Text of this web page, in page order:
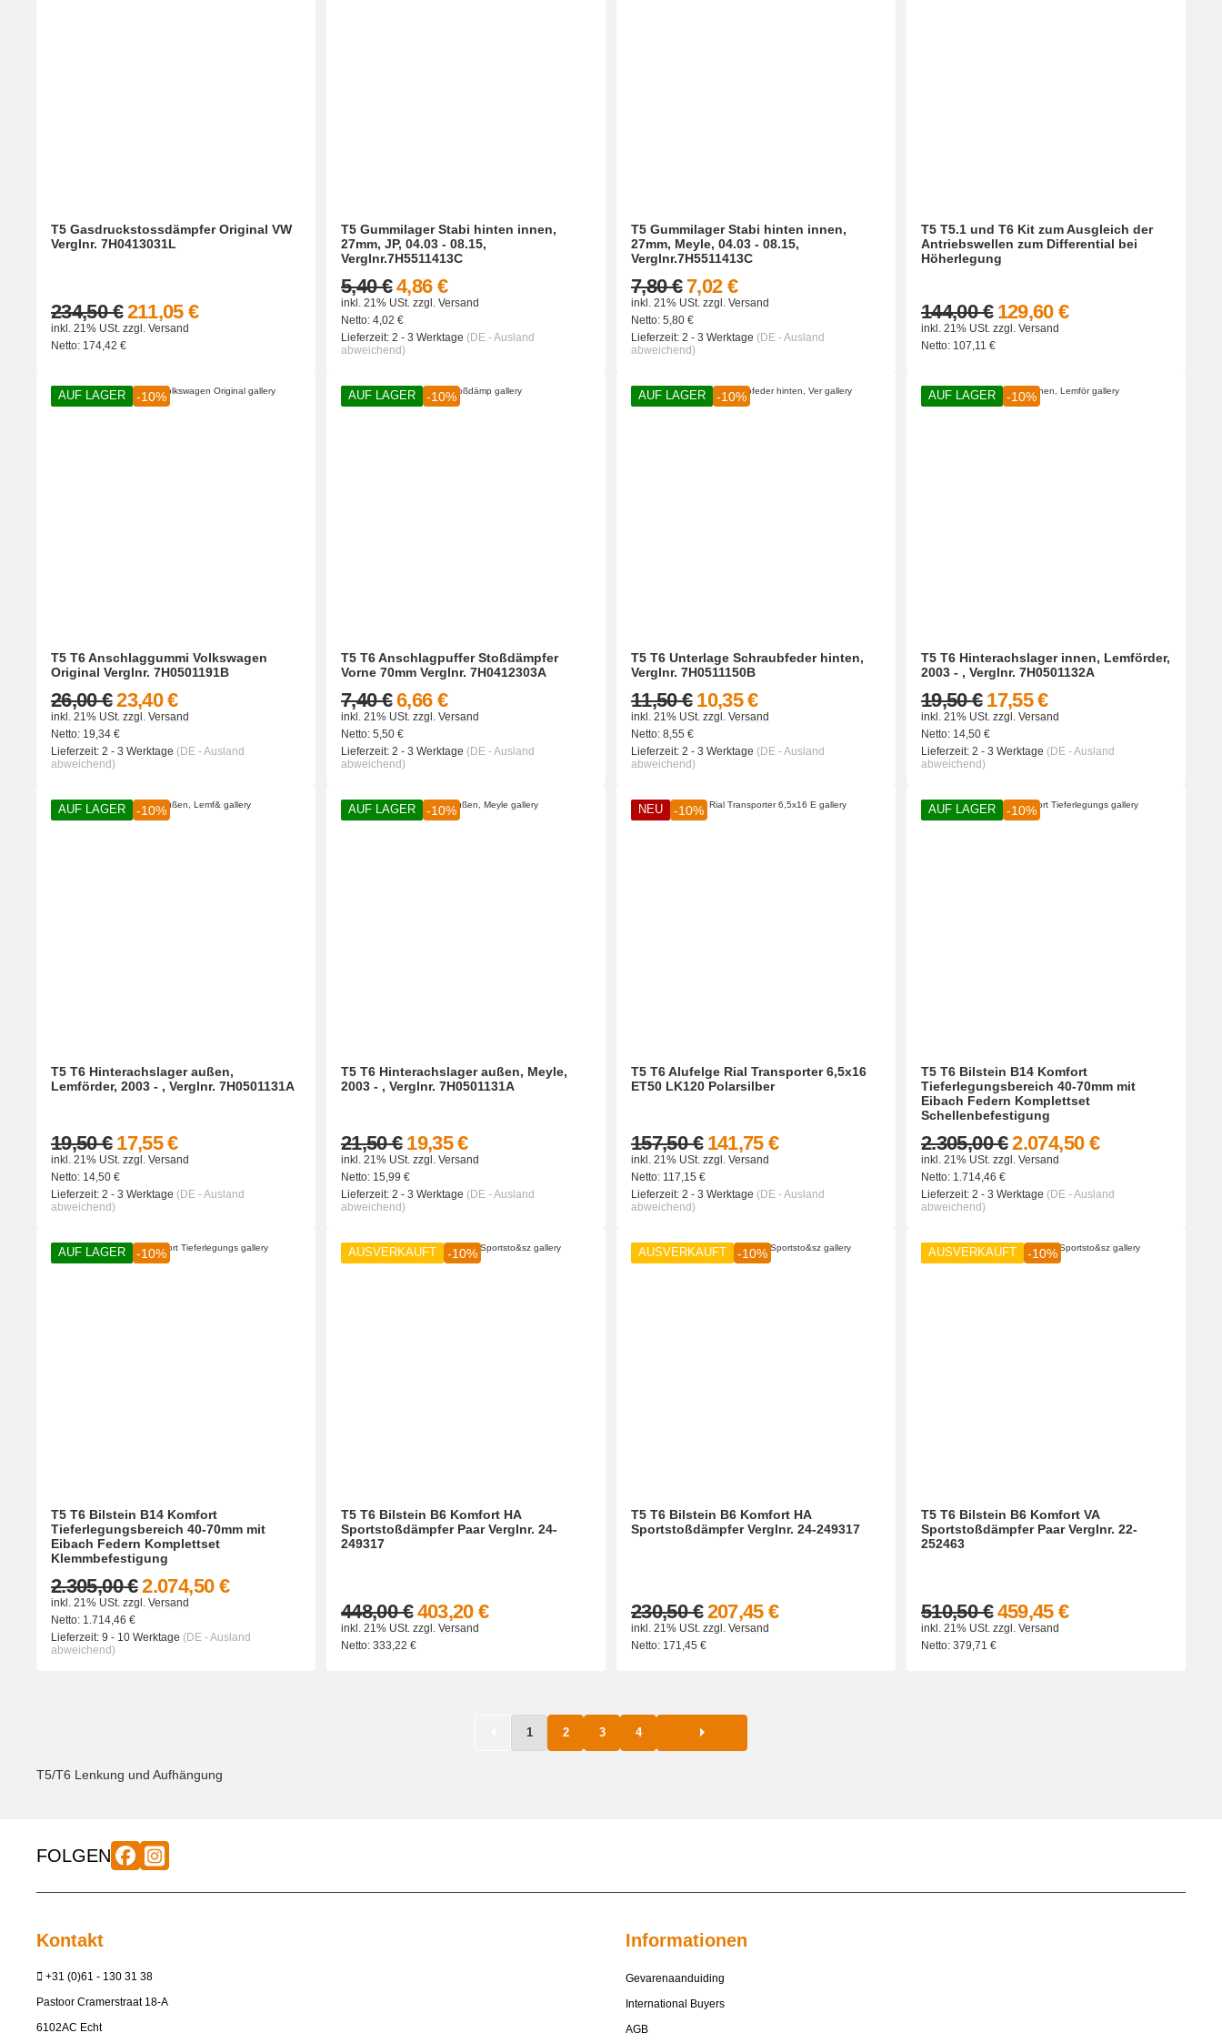
T5 Gasdruckstossdämpfer Original VW
Verglnr. 7H0413031L
211,05 €
234,50 €
inkl. 21% USt. zzgl. Versand
Netto: 174,42 €
T5 Gummilager Stabi hinten innen,
27mm, JP, 04.03 - 08.15,
Verglnr.7H5511413C
4,86 €
5,40 €
inkl. 21% USt. zzgl. Versand
Netto: 4,02 €
Lieferzeit: 2 - 3 Werktage (DE - Ausland
abweichend)
T5 Gummilager Stabi hinten innen,
27mm, Meyle, 04.03 - 08.15,
Verglnr.7H5511413C
7,02 €
7,80 €
inkl. 21% USt. zzgl. Versand
Netto: 5,80 €
Lieferzeit: 2 - 3 Werktage (DE - Ausland
abweichend)
T5 T5.1 und T6 Kit zum Ausgleich der
Antriebswellen zum Differential bei
Höherlegung
129,60 €
144,00 €
inkl. 21% USt. zzgl. Versand
Netto: 107,11 €
AUF LAGER -10%
T5 T6 Anschlaggummi Volkswagen
Original Verglnr. 7H0501191B
23,40 €
26,00 €
inkl. 21% USt. zzgl. Versand
Netto: 19,34 €
Lieferzeit: 2 - 3 Werktage (DE - Ausland
abweichend)
AUF LAGER -10%
T5 T6 Anschlagpuffer Stoßdämpfer
Vorne 70mm Verglnr. 7H0412303A
6,66 €
7,40 €
inkl. 21% USt. zzgl. Versand
Netto: 5,50 €
Lieferzeit: 2 - 3 Werktage (DE - Ausland
abweichend)
AUF LAGER -10%
T5 T6 Unterlage Schraubfeder hinten,
Verglnr. 7H0511150B
10,35 €
11,50 €
inkl. 21% USt. zzgl. Versand
Netto: 8,55 €
Lieferzeit: 2 - 3 Werktage (DE - Ausland
abweichend)
AUF LAGER -10%
T5 T6 Hinterachslager innen, Lemförder,
2003 - , Verglnr. 7H0501132A
17,55 €
19,50 €
inkl. 21% USt. zzgl. Versand
Netto: 14,50 €
Lieferzeit: 2 - 3 Werktage (DE - Ausland
abweichend)
AUF LAGER -10%
T5 T6 Hinterachslager außen,
Lemförder, 2003 - , Verglnr. 7H0501131A
17,55 €
19,50 €
inkl. 21% USt. zzgl. Versand
Netto: 14,50 €
Lieferzeit: 2 - 3 Werktage (DE - Ausland
abweichend)
AUF LAGER -10%
T5 T6 Hinterachslager außen, Meyle,
2003 - , Verglnr. 7H0501131A
19,35 €
21,50 €
inkl. 21% USt. zzgl. Versand
Netto: 15,99 €
Lieferzeit: 2 - 3 Werktage (DE - Ausland
abweichend)
NEU -10%
T5 T6 Alufelge Rial Transporter 6,5x16
ET50 LK120 Polarsilber
141,75 €
157,50 €
inkl. 21% USt. zzgl. Versand
Netto: 117,15 €
Lieferzeit: 2 - 3 Werktage (DE - Ausland
abweichend)
AUF LAGER -10%
T5 T6 Bilstein B14 Komfort
Tieferlegungsbereich 40-70mm mit
Eibach Federn Komplettset
Schellenbefestigung
2.074,50 €
2.305,00 €
inkl. 21% USt. zzgl. Versand
Netto: 1.714,46 €
Lieferzeit: 2 - 3 Werktage (DE - Ausland
abweichend)
AUF LAGER -10%
T5 T6 Bilstein B14 Komfort
Tieferlegungsbereich 40-70mm mit
Eibach Federn Komplettset
Klemmbefestigung
2.074,50 €
2.305,00 €
inkl. 21% USt. zzgl. Versand
Netto: 1.714,46 €
Lieferzeit: 9 - 10 Werktage (DE - Ausland
abweichend)
AUSVERKAUFT -10%
T5 T6 Bilstein B6 Komfort HA
Sportstoßdämpfer Paar Verglnr. 24-
249317
403,20 €
448,00 €
inkl. 21% USt. zzgl. Versand
Netto: 333,22 €
AUSVERKAUFT -10%
T5 T6 Bilstein B6 Komfort HA
Sportstoßdämpfer Verglnr. 24-249317
207,45 €
230,50 €
inkl. 21% USt. zzgl. Versand
Netto: 171,45 €
AUSVERKAUFT -10%
T5 T6 Bilstein B6 Komfort VA
Sportstoßdämpfer Paar Verglnr. 22-
252463
459,45 €
510,50 €
inkl. 21% USt. zzgl. Versand
Netto: 379,71 €
1 2 3 4
T5/T6 Lenkung und Aufhängung
FOLGEN
Kontakt
+31 (0)61 - 130 31 38
Pastoor Cramerstraat 18-A
6102AC Echt
Informationen
Gevarenaanduiding
International Buyers
AGB